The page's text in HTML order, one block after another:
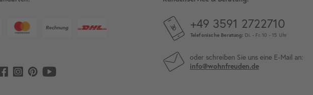
+49 3591 2722710
Telefonische Beratung: Di. - Fr. 10 - 15 Uhr
oder schreiben Sie uns eine E-Mail an:
info@wohnfreuden.de